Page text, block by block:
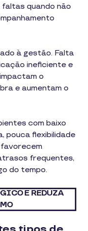
faltas quando não
à gestão. Falta
ineficiente e
o
e aumentam o
com baixo
pouca flexibilidade
frequentes,
do tempo.
E REDUZA